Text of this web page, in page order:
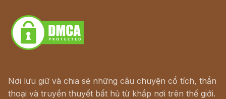
Nơi lưu giữ và chia sẻ những câu chuyện cổ tích, thần
thoại và truyền thuyết bất hủ từ khắp nơi trên thế giới.